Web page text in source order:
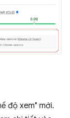
độ xem" mới.